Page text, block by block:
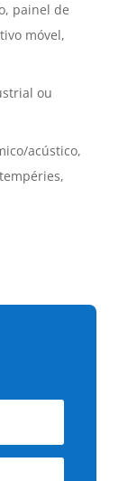
painel de
móvel,
ou
acústico,